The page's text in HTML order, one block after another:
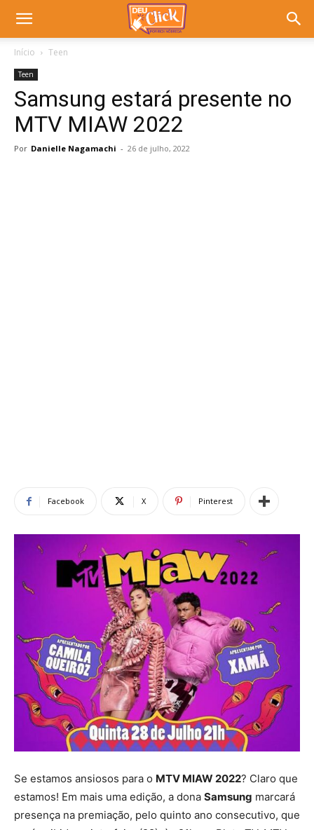
Início Teen
Teen
Samsung estará presente no
MTV MIAW 2022
Por Danielle Nagamachi - 26 de julho, 2022
Facebook X Pinterest
Se estamos ansiosos para o MTV MIAW 2022? Claro que
estamos! Em mais uma edição, a dona Samsung marcará
presença na premiação, pelo quinto ano consecutivo, que